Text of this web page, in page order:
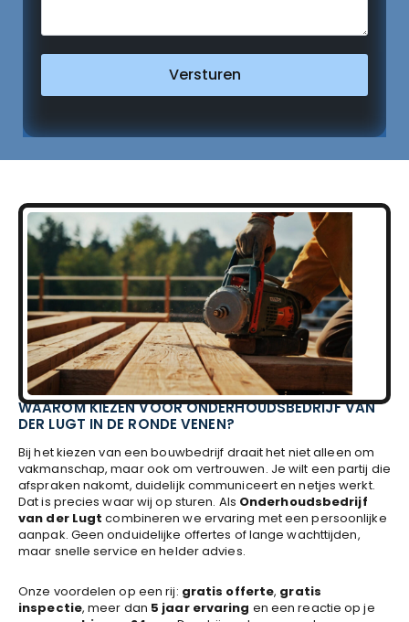
Versturen
WAAROM KIEZEN VOOR ONDERHOUDSBEDRIJF VAN
DER LUGT IN DE RONDE VENEN?
Bij het kiezen van een bouwbedrijf draait het niet alleen om
vakmanschap, maar ook om vertrouwen. Je wilt een partij die
afspraken nakomt, duidelijk communiceert en netjes werkt.
Dat is precies waar wij op sturen. Als Onderhoudsbedrijf
van der Lugt combineren we ervaring met een persoonlijke
aanpak. Geen onduidelijke offertes of lange wachttijden,
maar snelle service en helder advies.
Onze voordelen op een rij: gratis offerte, gratis
inspectie, meer dan 5 jaar ervaring en een reactie op je